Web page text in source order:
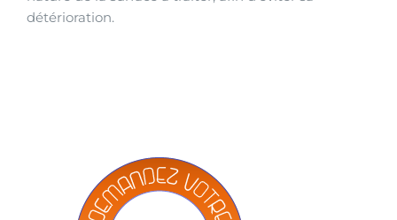
détérioration.